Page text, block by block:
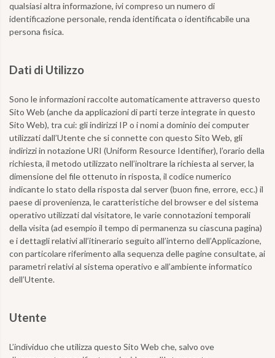
qualsiasi altra informazione, ivi compreso un numero di
identificazione personale, renda identificata o identificabile una
persona fisica.
Dati di Utilizzo
Sono le informazioni raccolte automaticamente attraverso questo
Sito Web (anche da applicazioni di parti terze integrate in questo
Sito Web), tra cui: gli indirizzi IP o i nomi a dominio dei computer
utilizzati dall’Utente che si connette con questo Sito Web, gli
indirizzi in notazione URI (Uniform Resource Identifier), l’orario della
richiesta, il metodo utilizzato nell’inoltrare la richiesta al server, la
dimensione del file ottenuto in risposta, il codice numerico
indicante lo stato della risposta dal server (buon fine, errore, ecc.) il
paese di provenienza, le caratteristiche del browser e del sistema
operativo utilizzati dal visitatore, le varie connotazioni temporali
della visita (ad esempio il tempo di permanenza su ciascuna pagina)
e i dettagli relativi all’itinerario seguito all’interno dell’Applicazione,
con particolare riferimento alla sequenza delle pagine consultate, ai
parametri relativi al sistema operativo e all’ambiente informatico
dell’Utente.
Utente
L’individuo che utilizza questo Sito Web che, salvo ove